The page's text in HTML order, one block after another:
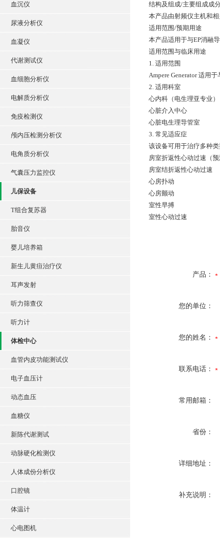
血沉仪
尿液分析仪
血凝仪
代谢测试仪
血细胞分析仪
电解质分析仪
免疫检测仪
颅内压检测分析仪
电角质分析仪
气囊压力监控仪
儿保设备
T组合复苏器
胎音仪
婴儿培养箱
新生儿黄疸治疗仪
耳声发射
听力筛查仪
听力计
体检中心
血管内皮功能测试仪
电子血压计
动态血压
血糖仪
新陈代谢测试
动脉硬化检测仪
人体成份分析仪
口腔镜
体温计
心电图机
结构及组成/主要组成成
本产品由射频仪主机和
适用范围/预期用途
本产品适用于与EP消融
适用范围与临床用途
1. 适用范围
Ampere Generator 适用
2. 适用科室
心内科（电生理亚专业）
心脏介入中心
心脏电生理导管室
3. 常见适应症
该设备可用于治疗多种
房室折返性心动过速（
房室结折返性心动过速
心房扑动
心房颤动
室性早搏
室性心动过速
产品：
您的单位：
您的姓名：
联系电话：
常用邮箱：
省份：
详细地址：
补充说明：